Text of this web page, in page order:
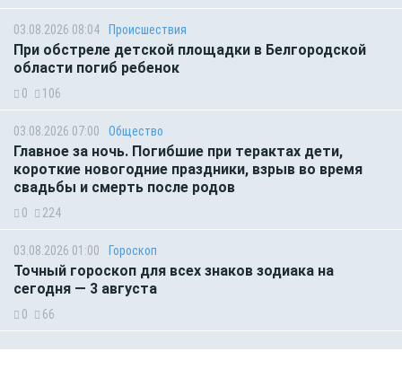
03.08.2026 08:04 Происшествия
При обстреле детской площадки в Белгородской
области погиб ребенок
0 106
03.08.2026 07:00 Общество
Главное за ночь. Погибшие при терактах дети,
короткие новогодние праздники, взрыв во время
свадьбы и смерть после родов
0 224
03.08.2026 01:00 Гороскоп
Точный гороскоп для всех знаков зодиака на
сегодня — 3 августа
0 66